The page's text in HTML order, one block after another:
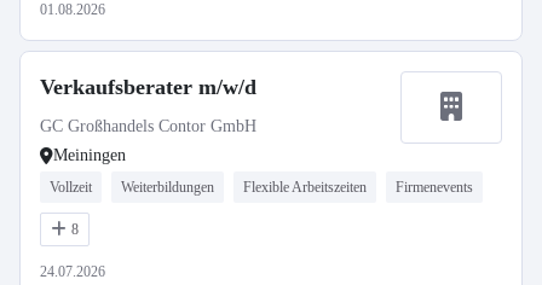
01.08.2026
Verkaufsberater m/w/d
GC Großhandels Contor GmbH
Meiningen
Vollzeit Weiterbildungen Flexible Arbeitszeiten Firmenevents
8
24.07.2026